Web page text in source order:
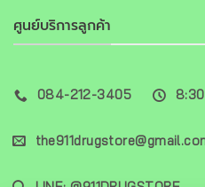
ศูนย์บริการลูกค้า
084-212-3405